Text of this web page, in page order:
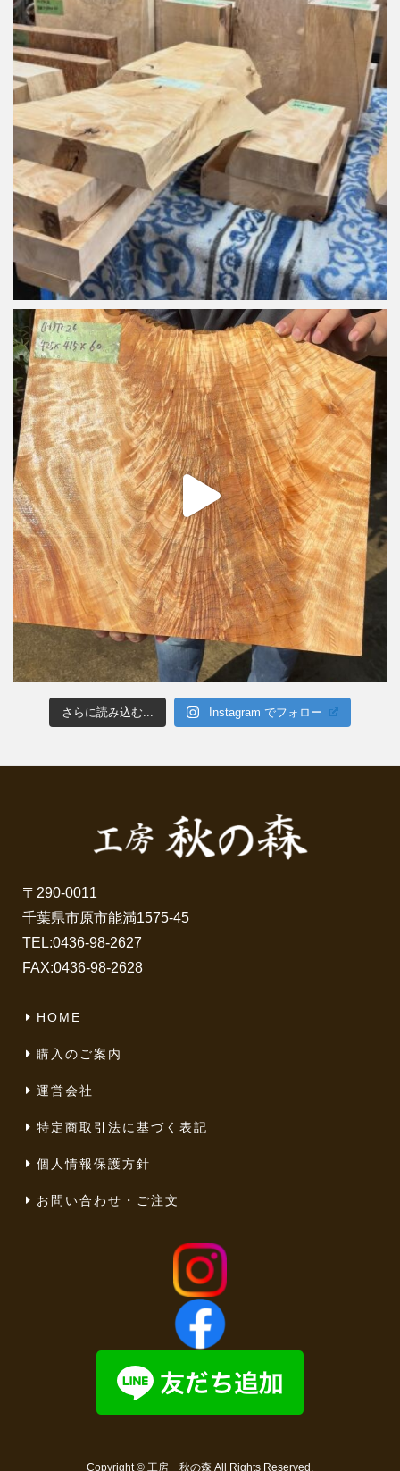
さらに読み込む... Instagram でフォロー
〒290-0011
千葉県市原市能満1575-45
TEL:0436-98-2627
FAX:0436-98-2628
HOME
購入のご案内
運営会社
特定商取引法に基づく表記
個人情報保護方針
お問い合わせ・ご注文
Copyright © 工房 秋の森 All Rights Reserved.